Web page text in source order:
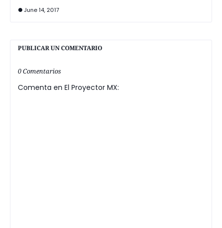
June 14, 2017
PUBLICAR UN COMENTARIO
0 Comentarios
Comenta en El Proyector MX: